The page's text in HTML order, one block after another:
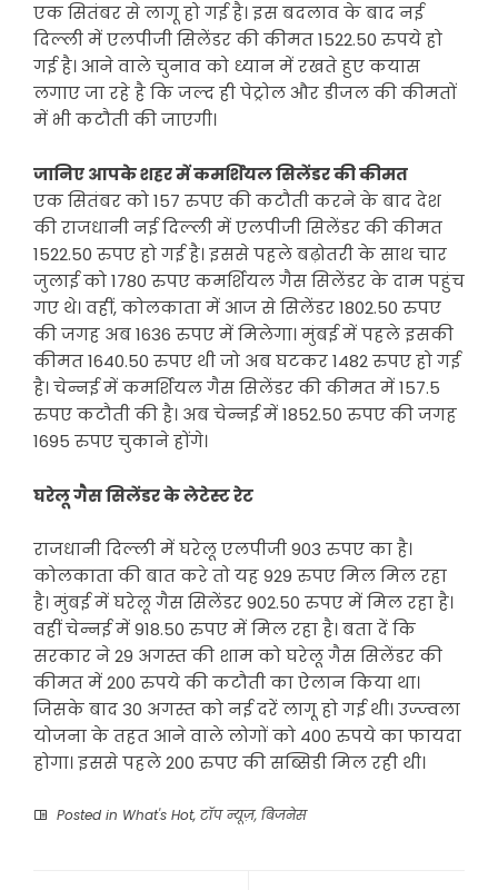
एक सितंबर से लागू हो गई है। इस बदलाव के बाद नई
दिल्‍ली में एलपीजी सिलेंडर की कीमत 1522.50 रुपये हो
गई है। आने वाले चुनाव को ध्यान में रखते हुए कयास
लगाए जा रहे है कि जल्द ही पेट्रोल और डीजल की कीमतों
में भी कटौती की जाएगी।
जानिए आपके शहर में कमर्शियल सिलेंडर की कीमत
एक सितंबर को 157 रुपए की कटौती करने के बाद देश
की राजधानी नई दिल्‍ली में एलपीजी सिलेंडर की कीमत
1522.50 रुपए हो गई है। इससे पहले बढ़ोतरी के साथ चार
जुलाई को 1780 रुपए कमर्शियल गैस सिलेंडर के दाम पहुंच
गए थे। वहीं, कोलकाता में आज से सिलेंडर 1802.50 रुपए
की जगह अब 1636 रुपए में मिलेगा। मुंबई में पहले इसकी
कीमत 1640.50 रुपए थी जो अब घटकर 1482 रुपए हो गई
है। चेन्नई में कमर्शियल गैस सिलेंडर की कीमत में 157.5
रुपए कटौती की है। अब चेन्नई में 1852.50 रुपए की जगह
1695 रुपए चुकाने होंगे।
घरेलू गैस सिलेंडर के लेटेस्ट रेट
राजधानी दिल्ली में घरेलू एलपीजी 903 रुपए का है।
कोलकाता की बात करे तो यह 929 रुपए मिल मिल रहा
है। मुंबई में घरेलू गैस सिलेंडर 902.50 रुपए में मिल रहा है।
वहीं चेन्नई में 918.50 रुपए में मिल रहा है। बता दें कि
सरकार ने 29 अगस्त की शाम को घरेलू गैस सिलेंडर की
कीमत में 200 रुपये की कटौती का ऐलान किया था।
जिसके बाद 30 अगस्त को नई दरें लागू हो गई थी। उज्ज्वला
योजना के तहत आने वाले लोगों को 400 रुपये का फायदा
होगा। इससे पहले 200 रुपए की सब्सिडी मिल रही थी।
Posted in What's Hot, टॉप न्यूज़, बिजनेस